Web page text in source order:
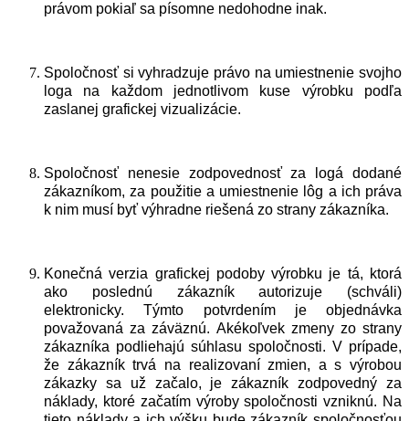
právom pokiaľ sa písomne nedohodne inak.
Spoločnosť si vyhradzuje právo na umiestnenie svojho
loga na každom jednotlivom kuse výrobku podľa
zaslanej grafickej vizualizácie.
Spoločnosť nenesie zodpovednosť za logá dodané
zákazníkom, za použitie a umiestnenie lôg a ich práva
k nim musí byť výhradne riešená zo strany zákazníka.
Konečná verzia grafickej podoby výrobku je tá, ktorá
ako poslednú zákazník autorizuje (schváli)
elektronicky. Týmto potvrdením je objednávka
považovaná za záväznú. Akékoľvek zmeny zo strany
zákazníka podliehajú súhlasu spoločnosti. V prípade,
že zákazník trvá na realizovaní zmien, a s výrobou
zákazky sa už začalo, je zákazník zodpovedný za
náklady, ktoré začatím výroby spoločnosti vzniknú. Na